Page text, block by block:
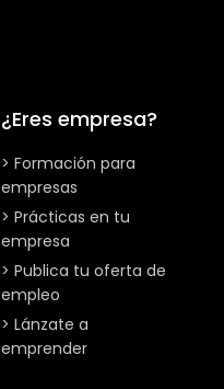
¿Eres empresa?
> Formación para
empresas
> Prácticas en tu
empresa
> Publica tu oferta de
empleo
> Lánzate a
emprender